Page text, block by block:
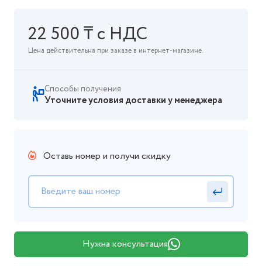
22 500 ₸ с НДС
Цена действительна при заказе в интернет-магазине.
Способы получения
Уточните условия доставки у менеджера
Оставь номер и получи скидку
Нужна консультация